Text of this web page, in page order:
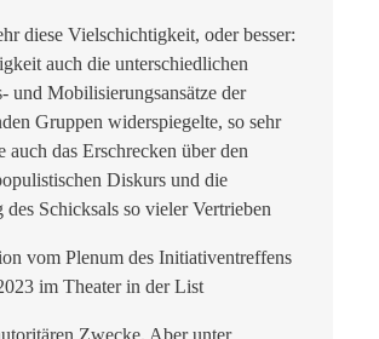
diese Vielschichtigkeit, oder besser:
auch die unterschiedlichen
und Mobilisierungsansätze der
Gruppen widerspiegelte, so sehr
auch das Erschrecken über den
Diskurs und die
des Schicksals so vieler Vertrieben
Zwecke. Aber unter